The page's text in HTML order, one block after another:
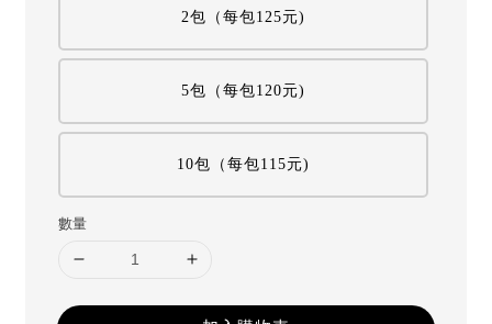
2包（每包125元)
5包（每包120元)
10包（每包115元)
數量